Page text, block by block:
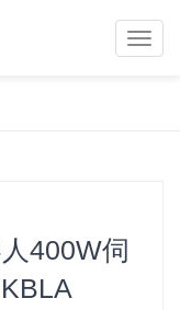
400W伺